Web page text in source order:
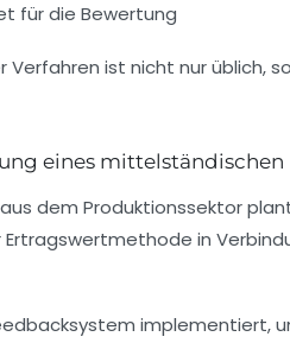
für die Bewertung
Verfahren ist nicht nur üblich,
eines
dem Produktionssektor
Ertragswertmethode in
implementiert,